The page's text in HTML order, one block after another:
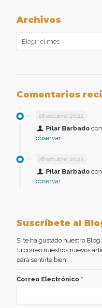
Archivos
Comentarios
28 octubre, 2022
Pilar Barbado
observar
28 octubre, 2022
Pilar Barbado
observar
Suscríbete al
Si te ha gustado nuestro
tu correo nuestros nuevos
para sentirte bien.
Correo Electrónico *